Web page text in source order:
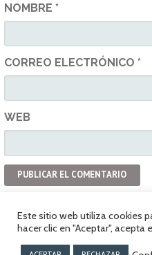
NOMBRE*
CORREO ELECTRÓNICO*
WEB
Política
Este sitio web utiliza cookies
hacer clic en "Aceptar", acepta